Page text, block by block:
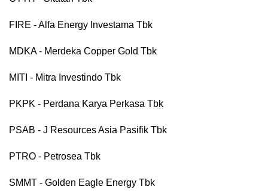
FIRE - Alfa Energy Investama Tbk
MDKA - Merdeka Copper Gold Tbk
MITI - Mitra Investindo Tbk
PKPK - Perdana Karya Perkasa Tbk
PSAB - J Resources Asia Pasifik Tbk
PTRO - Petrosea Tbk
SMMT - Golden Eagle Energy Tbk